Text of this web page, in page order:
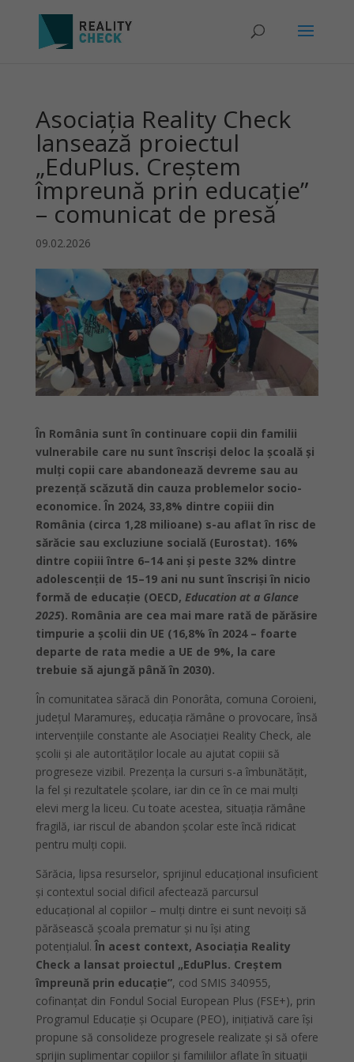
Asociația Reality Check
lansează proiectul
„EduPlus. Creștem
împreună prin educație”
– comunicat de presă
09.02.2026
În România sunt în continuare copii din familii
vulnerabile care nu sunt înscriși deloc la școală și
mulți copii care abandonează devreme sau au
prezență scăzută din cauza problemelor socio-
economice. În 2024, 33,8% dintre copiii din
România (circa 1,28 milioane) s-au aflat în risc de
sărăcie sau excluziune socială (Eurostat). 16%
dintre copiii între 6–14 ani și peste 32% dintre
adolescenții de 15–19 ani nu sunt înscriși în nicio
formă de educație (OECD, Education at a Glance
2025). România are cea mai mare rată de părăsire
timpurie a școlii din UE (16,8% în 2024 – foarte
departe de rata medie a UE de 9%, la care
trebuie să ajungă până în 2030).
În comunitatea săracă din Ponorâta, comuna Coroieni,
județul Maramureș, educația rămâne o provocare, însă
intervențiile constante ale Asociației Reality Check, ale
școlii și ale autorităților locale au ajutat copiii să
progreseze vizibil. Prezența la cursuri s-a îmbunătățit,
la fel și rezultatele școlare, iar din ce în ce mai mulți
elevi merg la liceu. Cu toate acestea, situația rămâne
fragilă, iar riscul de abandon școlar este încă ridicat
pentru mulți copii.
Sărăcia, lipsa resurselor, sprijinul educațional insuficient
și contextul social dificil afectează parcursul
educațional al copiilor – mulți dintre ei sunt nevoiți să
părăsească școala prematur și nu își ating
potențialul.În acest context, Asociația Reality
Check a lansat proiectul „EduPlus. Creștem
împreună prin educație”, cod SMIS 340955,
cofinanțat din Fondul Social European Plus (FSE+), prin
Programul Educație și Ocupare (PEO), inițiativă care își
propune să consolideze progresele realizate și să ofere
sprijin suplimentar copiilor și familiilor aflate în situații